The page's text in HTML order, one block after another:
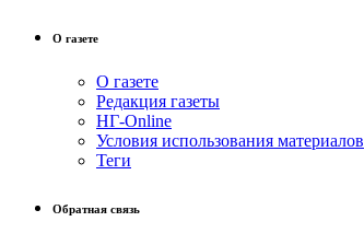
О газете
О газете
Редакция газеты
НГ-Online
Условия использования материалов
Теги
Обратная связь